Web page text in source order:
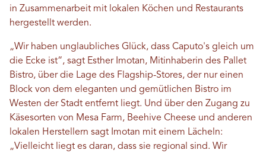
in Zusammenarbeit mit lokalen Köchen und Restaurants
hergestellt werden.
„Wir haben unglaubliches Glück, dass Caputo's gleich um
die Ecke ist“, sagt Esther Imotan, Mitinhaberin des Pallet
Bistro, über die Lage des Flagship-Stores, der nur einen
Block von dem eleganten und gemütlichen Bistro im
Westen der Stadt entfernt liegt. Und über den Zugang zu
Käsesorten von Mesa Farm, Beehive Cheese und anderen
lokalen Herstellern sagt Imotan mit einem Lächeln:
„Vielleicht liegt es daran, dass sie regional sind. Wir